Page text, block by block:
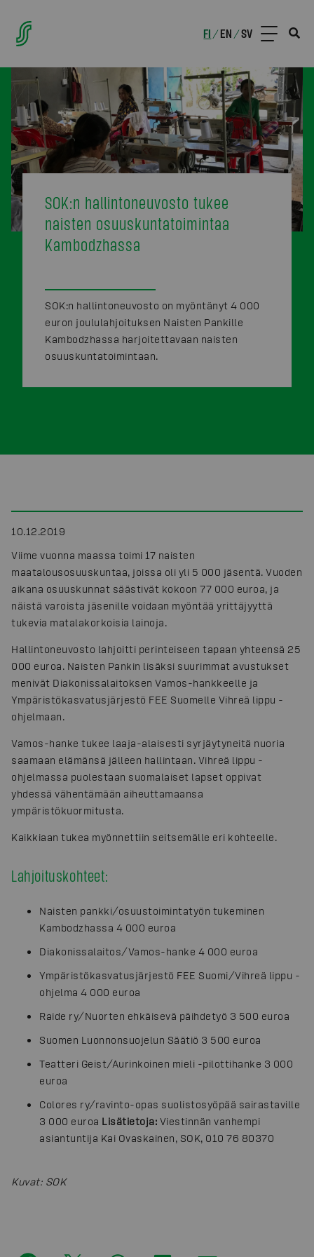
FI /EN /SV
SOK:n hallintoneuvosto tukee
naisten osuuskuntatoimintaa
Kambodzhassa
SOK:n hallintoneuvosto on myöntänyt 4 000
euron joululahjoituksen Naisten Pankille
Kambodzhassa harjoitettavaan naisten
osuuskuntatoimintaan.
10.12.2019
Viime vuonna maassa toimi 17 naisten
maatalousosuuskuntaa, joissa oli yli 5 000 jäsentä. Vuoden
aikana osuuskunnat säästivät kokoon 77 000 euroa, ja
näistä varoista jäsenille voidaan myöntää yrittäjyyttä
tukevia matalakorkoisia lainoja.
Hallintoneuvosto lahjoitti perinteiseen tapaan yhteensä 25
000 euroa. Naisten Pankin lisäksi suurimmat avustukset
menivät Diakonissalaitoksen Vamos-hankkeelle ja
Ympäristökasvatusjärjestö FEE Suomelle Vihreä lippu -
ohjelmaan.
Vamos-hanke tukee laaja-alaisesti syrjäytyneitä nuoria
saamaan elämänsä jälleen hallintaan. Vihreä lippu -
ohjelmassa puolestaan suomalaiset lapset oppivat
yhdessä vähentämään aiheuttamaansa
ympäristökuormitusta.
Kaikkiaan tukea myönnettiin seitsemälle eri kohteelle.
Lahjoituskohteet:
Naisten pankki/osuustoimintatyön tukeminen
Kambodzhassa 4 000 euroa
Diakonissalaitos/Vamos-hanke 4 000 euroa
Ympäristökasvatusjärjestö FEE Suomi/Vihreä lippu -
ohjelma 4 000 euroa
Raide ry/Nuorten ehkäisevä päihdetyö 3 500 euroa
Suomen Luonnonsuojelun Säätiö 3 500 euroa
Teatteri Geist/Aurinkoinen mieli -pilottihanke 3 000
euroa
Colores ry/ravinto-opas suolistosyöpää sairastaville
3 000 euroa Lisätietoja: Viestinnän vanhempi
asiantuntija Kai Ovaskainen, SOK, 010 76 80370
Kuvat: SOK